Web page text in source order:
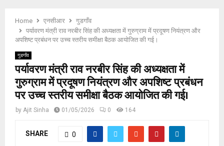
Home एनसीआर
गुडगाँव
पर्यावरण मंत्री राव नरबीर सिंह की अध्यक्षता में गुरुग्राम में प्रदूषण नियंत्रण और
अपशिष्ट प्रबंधन पर उच्च स्तरीय समीक्षा बैठक आयोजित की गई।
गुडगाँव
पर्यावरण मंत्री राव नरबीर सिंह की अध्यक्षता में
गुरुग्राम में प्रदूषण नियंत्रण और अपशिष्ट प्रबंधन
पर उच्च स्तरीय समीक्षा बैठक आयोजित की गई।
by Ajit Sinha 01/05/2026 0 164
SHARE 0